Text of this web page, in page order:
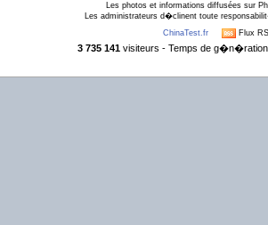
Les photos et informations diffusées sur
Les administrateurs d�clinent toute
ChinaTest.fr
Flux
3 735 141visiteurs - Temps de g�n�ration